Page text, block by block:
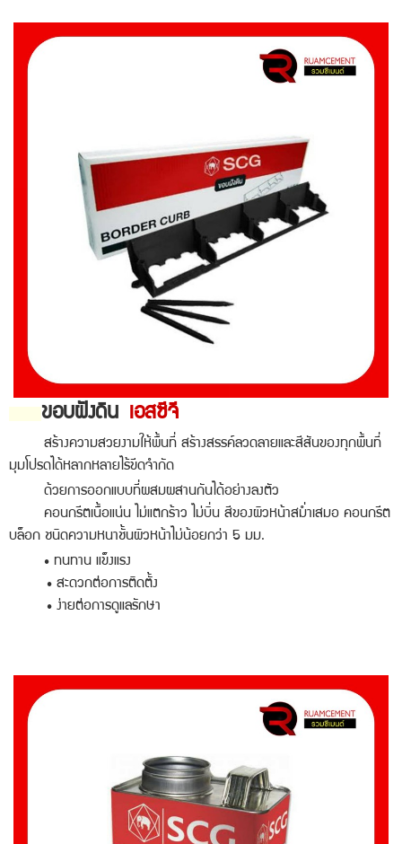
ขอบฝังดิน เอสซีจี
สร้างความสวยงามให้พื้นที่ สร้างสรรค์ลวดลายและสีสันของทุกพื้นที่
มุมโปรดได้หลากหลายไร้ขีดจำกัด
ด้วยการออกแบบที่ผสมผสานกันได้อย่างลงตัว
คอนกรีตเนื้อแน่น ไม่แตกร้าว ไม่บิ่น สีของผิวหน้าสม่ำเสมอ คอนกรีต
บล็อก ชนิดความหนาชั้นผิวหน้าไม่น้อยกว่า 5 มม.
• ทนทาน แข็งแรง
• สะดวกต่อการติดตั้ง
• ง่ายต่อการดูแลรักษา